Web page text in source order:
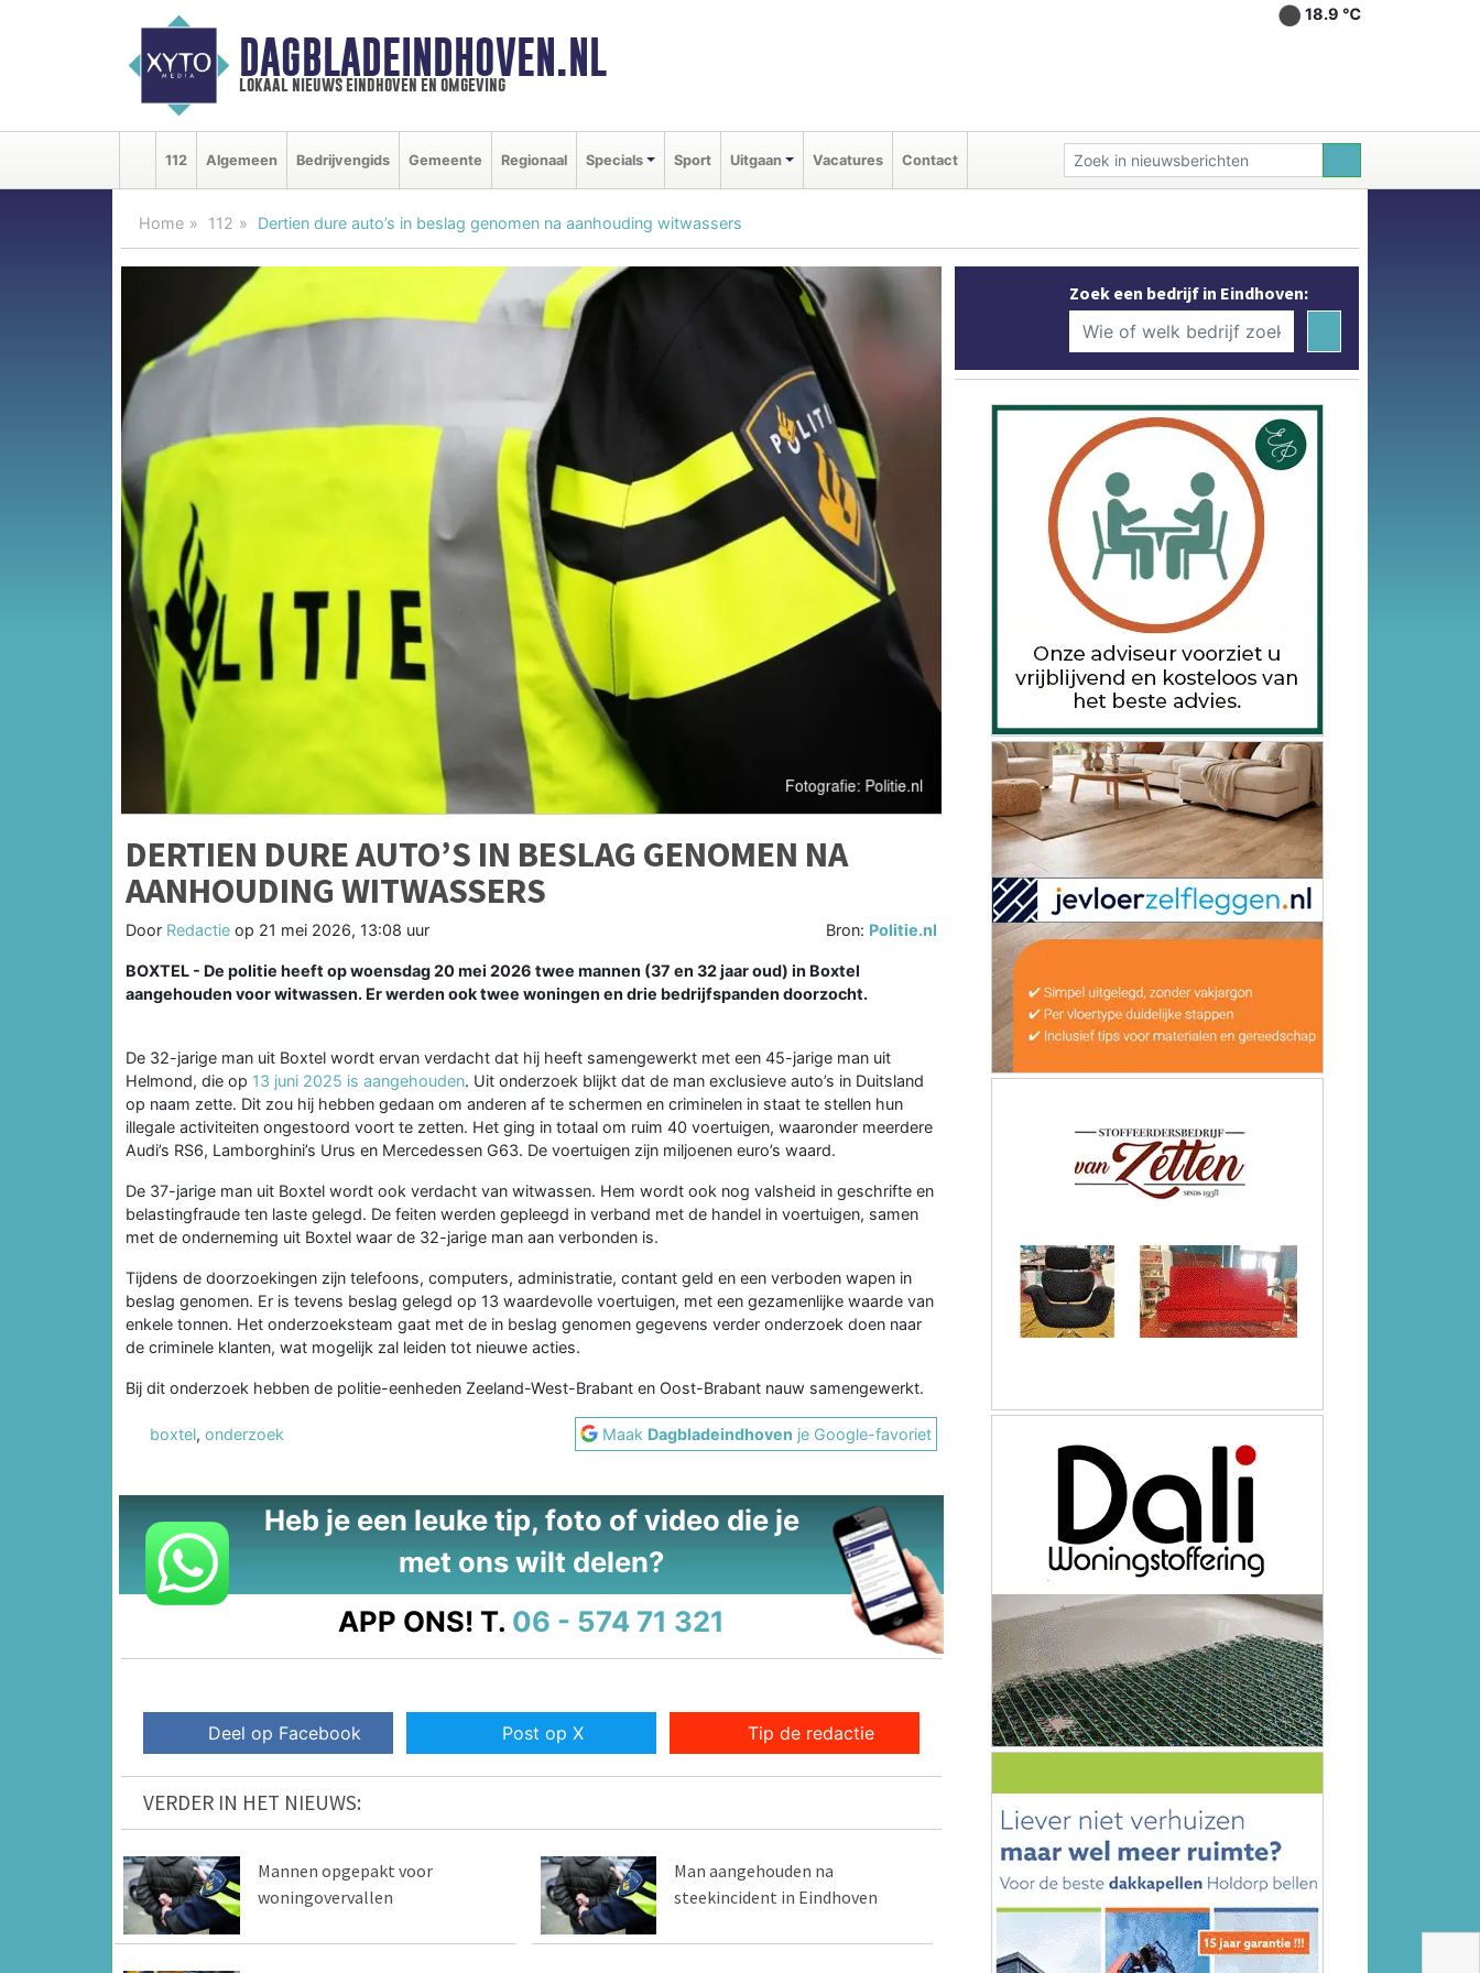
DAGBLADEINDHOVEN.NL
lokaal nieuws eindhoven en omgeving
18.9 ℃
112 Algemeen Bedrijvengids Gemeente Regionaal Specials Sport Uitgaan Vacatures Contact
Home 112 Dertien dure auto’s in beslag genomen na aanhouding witwassers
DERTIEN DURE AUTO’S IN BESLAG GENOMEN NA
AANHOUDING WITWASSERS
Door Redactie op 21 mei 2026, 13:08 uur Bron: Politie.nl
BOXTEL - De politie heeft op woensdag 20 mei 2026 twee mannen (37 en 32 jaar oud) in Boxtel
aangehouden voor witwassen. Er werden ook twee woningen en drie bedrijfspanden doorzocht.
De 32-jarige man uit Boxtel wordt ervan verdacht dat hij heeft samengewerkt met een 45-jarige man uit
Helmond, die op 13 juni 2025 is aangehouden. Uit onderzoek blijkt dat de man exclusieve auto’s in Duitsland
op naam zette. Dit zou hij hebben gedaan om anderen af te schermen en criminelen in staat te stellen hun
illegale activiteiten ongestoord voort te zetten. Het ging in totaal om ruim 40 voertuigen, waaronder meerdere
Audi’s RS6, Lamborghini’s Urus en Mercedessen G63. De voertuigen zijn miljoenen euro’s waard.
De 37-jarige man uit Boxtel wordt ook verdacht van witwassen. Hem wordt ook nog valsheid in geschrifte en
belastingfraude ten laste gelegd. De feiten werden gepleegd in verband met de handel in voertuigen, samen
met de onderneming uit Boxtel waar de 32-jarige man aan verbonden is.
Tijdens de doorzoekingen zijn telefoons, computers, administratie, contant geld en een verboden wapen in
beslag genomen. Er is tevens beslag gelegd op 13 waardevolle voertuigen, met een gezamenlijke waarde van
enkele tonnen. Het onderzoeksteam gaat met de in beslag genomen gegevens verder onderzoek doen naar
de criminele klanten, wat mogelijk zal leiden tot nieuwe acties.
Bij dit onderzoek hebben de politie-eenheden Zeeland-West-Brabant en Oost-Brabant nauw samengewerkt.
boxtel, onderzoek Maak Dagbladeindhoven je Google-favoriet
Heb je een leuke tip, foto of video die je
met ons wilt delen?
APP ONS! T. 06 - 574 71 321
Deel op Facebook Post op X Tip de redactie
VERDER IN HET NIEUWS:
Mannen opgepakt voor
woningovervallen
Man aangehouden na
steekincident in Eindhoven
Zoek een bedrijf in Eindhoven: